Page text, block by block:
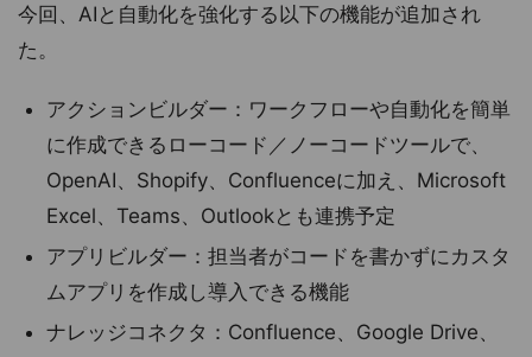
今回、AIと自動化を強化する以下の機能が追加され
た。
アクションビルダー：ワークフローや自動化を簡単
に作成できるローコード／ノーコードツールで、
OpenAI、Shopify、Confluenceに加え、Microsoft
Excel、Teams、Outlookとも連携予定
アプリビルダー：担当者がコードを書かずにカスタ
ムアプリを作成し導入できる機能
ナレッジコネクタ：Confluence、Google Drive、